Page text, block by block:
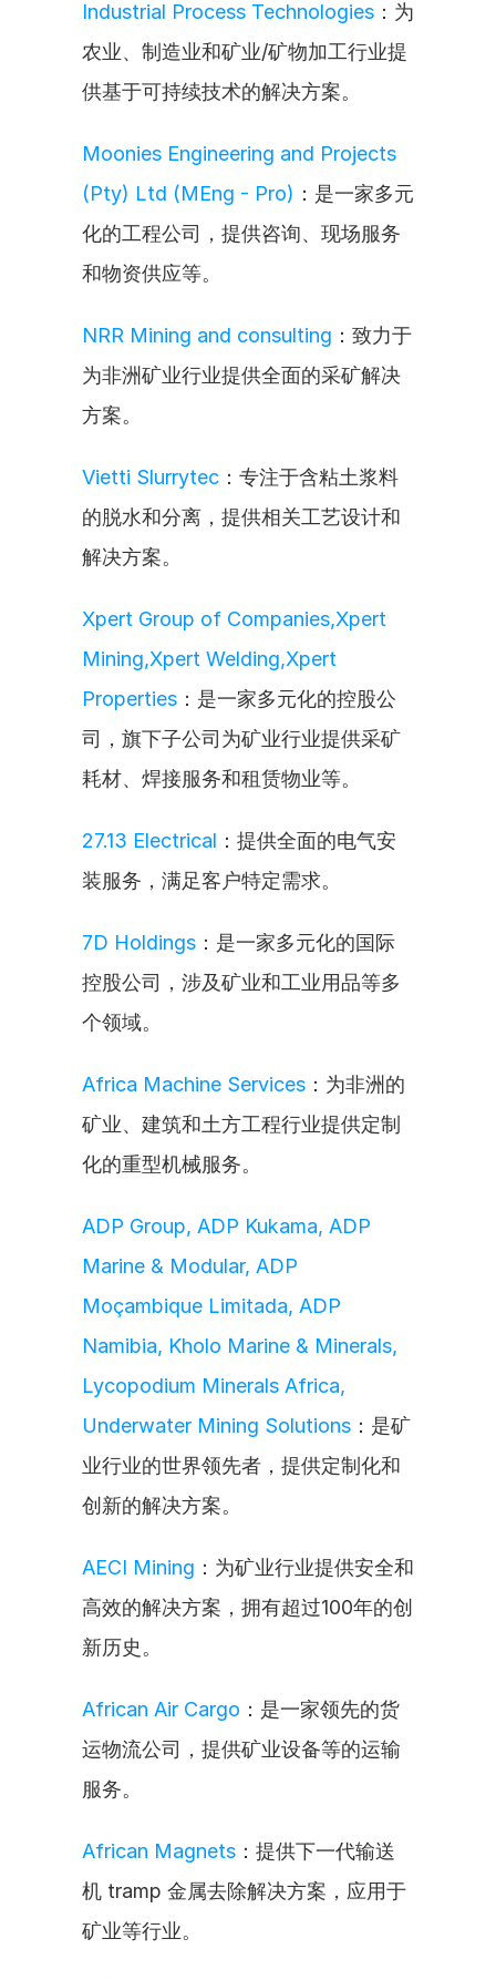
Industrial Process Technologies ：为
农业、制造业和矿业/矿物加工行业提
供基于可持续技术的解决方案。
Moonies Engineering and Projects
(Pty) Ltd (MEng - Pro) ：是一家多元
化的工程公司，提供咨询、现场服务
和物资供应等。
NRR Mining and consulting ：致力于
为非洲矿业行业提供全面的采矿解决
方案。
Vietti Slurrytec ：专注于含粘土浆料
的脱水和分离，提供相关工艺设计和
解决方案。
Xpert Group of Companies,Xpert
Mining,Xpert Welding,Xpert
Properties ：是一家多元化的控股公
司，旗下子公司为矿业行业提供采矿
耗材、焊接服务和租赁物业等。
27.13 Electrical ：提供全面的电气安
装服务，满足客户特定需求。
7D Holdings ：是一家多元化的国际
控股公司，涉及矿业和工业用品等多
个领域。
Africa Machine Services ：为非洲的
矿业、建筑和土方工程行业提供定制
化的重型机械服务。
ADP Group, ADP Kukama, ADP
Marine & Modular, ADP
Moҫambique Limitada, ADP
Namibia, Kholo Marine & Minerals,
Lycopodium Minerals Africa,
Underwater Mining Solutions ：是矿
业行业的世界领先者，提供定制化和
创新的解决方案。
AECI Mining ：为矿业行业提供安全和
高效的解决方案，拥有超过100年的创
新历史。
African Air Cargo ：是一家领先的货
运物流公司，提供矿业设备等的运输
服务。
African Magnets ：提供下一代输送
机 tramp 金属去除解决方案，应用于
矿业等行业。